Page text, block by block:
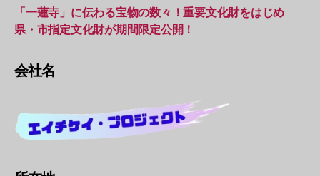
「一蓮寺」に伝わる宝物の数々！重要文化財をはじめ
県・市指定文化財が期間限定公開！
会社名